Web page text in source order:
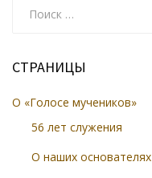
СТРАНИЦЫ
О «Голосе мучеников»
56 лет служения
О наших основателях